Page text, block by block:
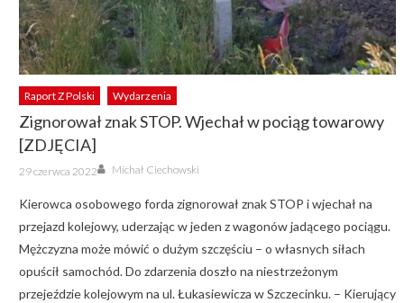
Raport Z Polski Wydarzenia
Zignorował znak STOP. Wjechał w pociąg towarowy
[ZDJĘCIA]
Posted
on
29 czerwca 2022 Author
Michał Ciechowski
Kierowca osobowego forda zignorował znak STOP i wjechał na
przejazd kolejowy, uderzając w jeden z wagonów jadącego pociągu.
Mężczyzna może mówić o dużym szczęściu – o własnych siłach
opuścił samochód. Do zdarzenia doszło na niestrzeżonym
przejeździe kolejowym na ul. Łukasiewicza w Szczecinku. – Kierujący